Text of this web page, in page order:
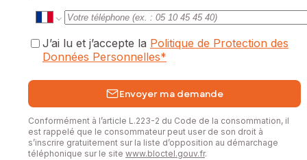
J’ai lu et j’accepte la Politique de Protection des
Données Personnelles*
Envoyer ma demande
Conformément à l’article L.223-2 du Code de la consommation, il
est rappelé que le consommateur peut user de son droit à
s’inscrire gratuitement sur la liste d’opposition au démarchage
téléphonique sur le site www.bloctel.gouv.fr.